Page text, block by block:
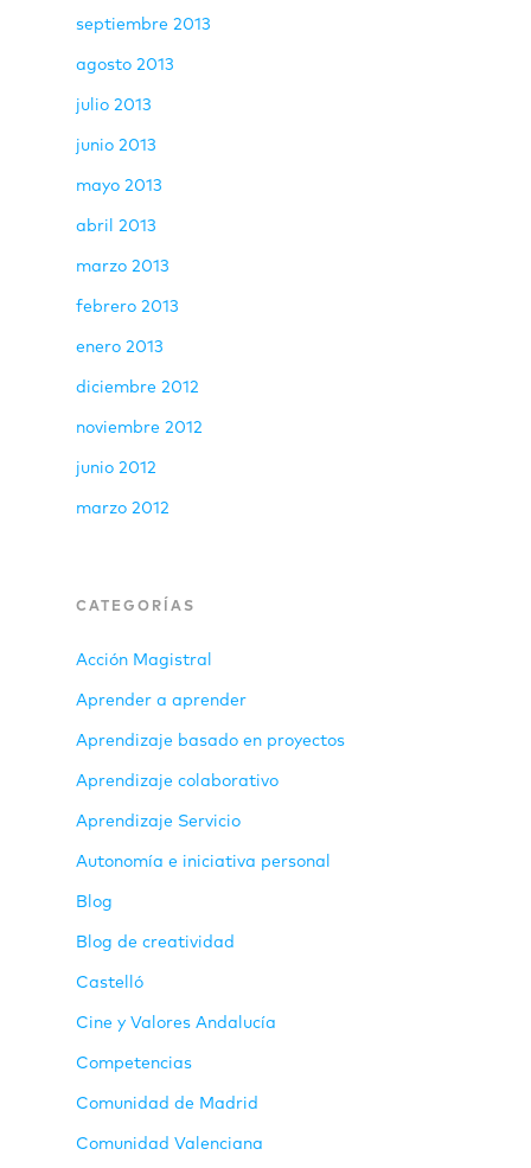
septiembre 2013
agosto 2013
julio 2013
junio 2013
mayo 2013
abril 2013
marzo 2013
febrero 2013
enero 2013
diciembre 2012
noviembre 2012
junio 2012
marzo 2012
CATEGORÍAS
Acción Magistral
Aprender a aprender
Aprendizaje basado en proyectos
Aprendizaje colaborativo
Aprendizaje Servicio
Autonomía e iniciativa personal
Blog
Blog de creatividad
Castelló
Cine y Valores Andalucía
Competencias
Comunidad de Madrid
Comunidad Valenciana